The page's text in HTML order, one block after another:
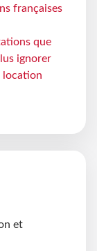
françaises
que
ignorer
location
et